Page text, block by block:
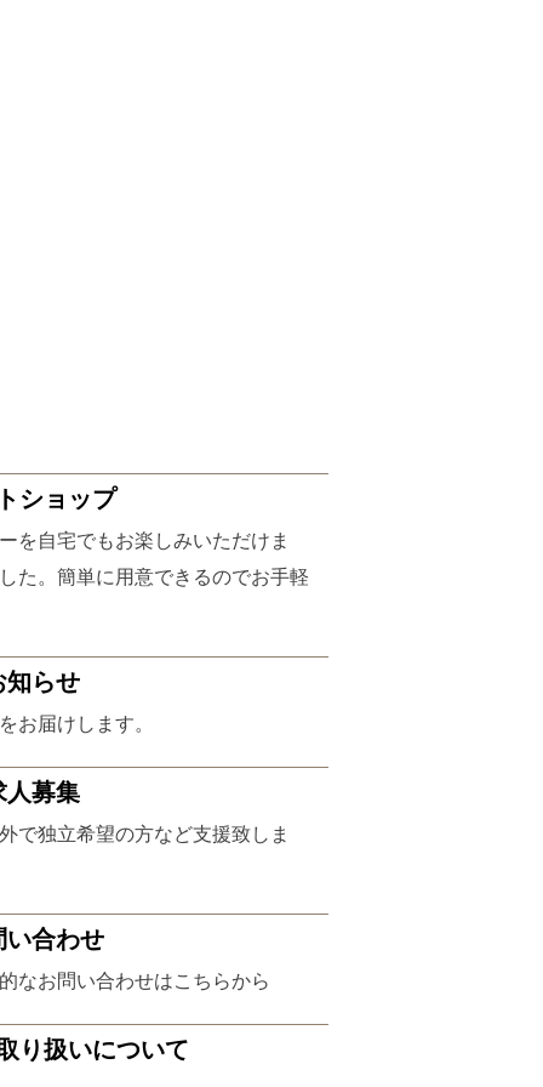
ショップ
を自宅でもお楽しみいただけま
た。簡単に用意できるのでお手軽
知らせ
お届けします。
人募集
で独立希望の方など支援致しま
い合わせ
なお問い合わせはこちらから
り扱いについて